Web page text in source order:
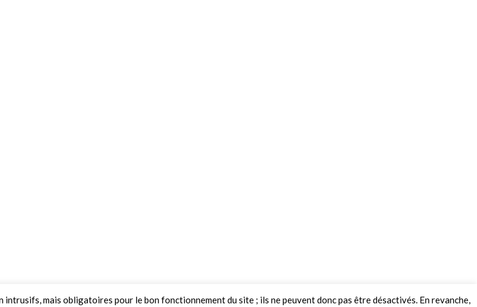
mais obligatoires pour le bon fonctionnement du site ; ils ne peuvent donc pas être désactivés. En revanche,